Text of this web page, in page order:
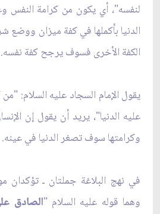
لنفسه"، أي يكون من كرامة
الدنيا بأكملها في كفة ميزان
الكفة الأخرى فسوف يرجح كفة نفسه.
يقول الإمام السجاد عليه السلام:
عليه الدنيا"، يريد أن يقول إن
وكرامتها سوف تصغر الدنيا في عينه.
في نهج البلاغة جملتان ـ تؤكدان
وهما قوله عليه السلام "الصادق